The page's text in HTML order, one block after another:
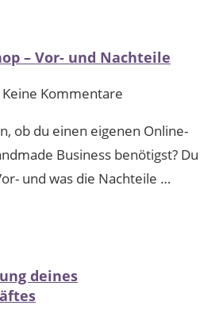
– Vor- und Nachteile
Keine Kommentare
ob du einen eigenen Online-
Business benötigst? Du
und was die Nachteile …
deines